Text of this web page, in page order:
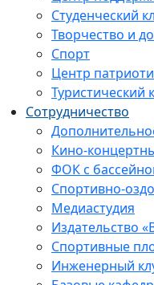
Студенческий
Творчество и
Спорт
Центр
Туристический
Сотрудничество
Кино-
ФОК с
Спортивно-
Медиастудия
Издательство
Спортивные
Инженерный